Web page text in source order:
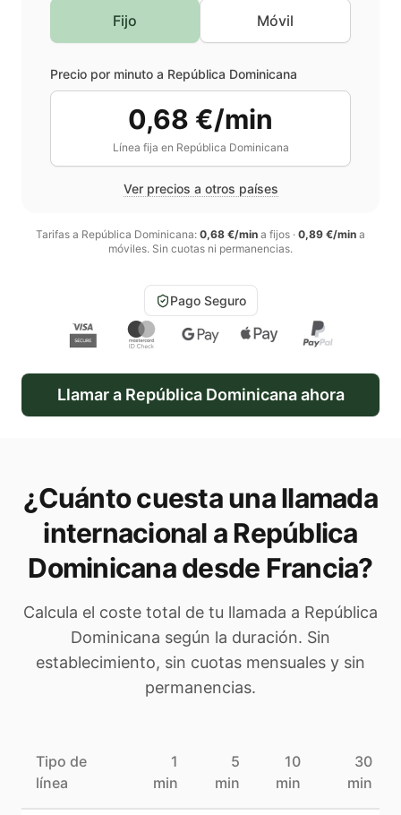
Fijo Móvil
Precio por minuto a República Dominicana
0,68 €/min
Línea fija en República Dominicana
Ver precios a otros países
Tarifas a República Dominicana: 0,68 €/min a fijos · 0,89 €/min a
móviles. Sin cuotas ni permanencias.
Pago Seguro
Llamar a República Dominicanaahora
¿Cuánto cuesta una llamada
internacional aRepública
Dominicanadesde Francia?
Calcula el coste total de tu llamada a República
Dominicana según la duración. Sin
establecimiento, sin cuotas mensuales y sin
permanencias.
Tipo de
línea
1
min
5
min
10
min
30
min